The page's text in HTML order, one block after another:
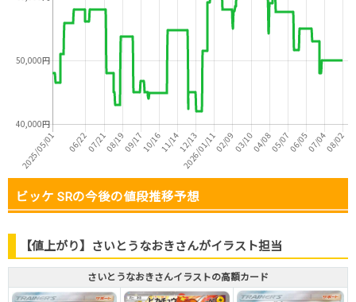
ビッケ SRの今後の値段推移予想
【値上がり】さいとうなおきさんがイラスト担当
さいとうなおきさんイラストの高額カード